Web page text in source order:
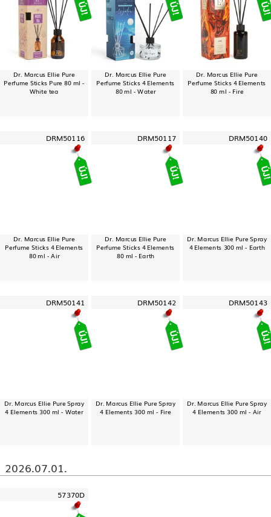
Dr. Marcus Ellie Pure
Perfume Sticks Pure 80 ml -
White tea
Dr. Marcus Ellie Pure
Perfume Sticks 4 Elements
80 ml - Water
Dr. Marcus Ellie Pure
Perfume Sticks 4 Elements
80 ml - Fire
DRM50116
Dr. Marcus Ellie Pure
Perfume Sticks 4 Elements
80 ml - Air
DRM50117
Dr. Marcus Ellie Pure
Perfume Sticks 4 Elements
80 ml - Earth
DRM50140
Dr. Marcus Ellie Pure Spray
4 Elements 300 ml - Earth
DRM50141
Dr. Marcus Ellie Pure Spray
4 Elements 300 ml - Water
DRM50142
Dr. Marcus Ellie Pure Spray
4 Elements 300 ml - Fire
DRM50143
Dr. Marcus Ellie Pure Spray
4 Elements 300 ml - Air
2026.07.01.
57370D